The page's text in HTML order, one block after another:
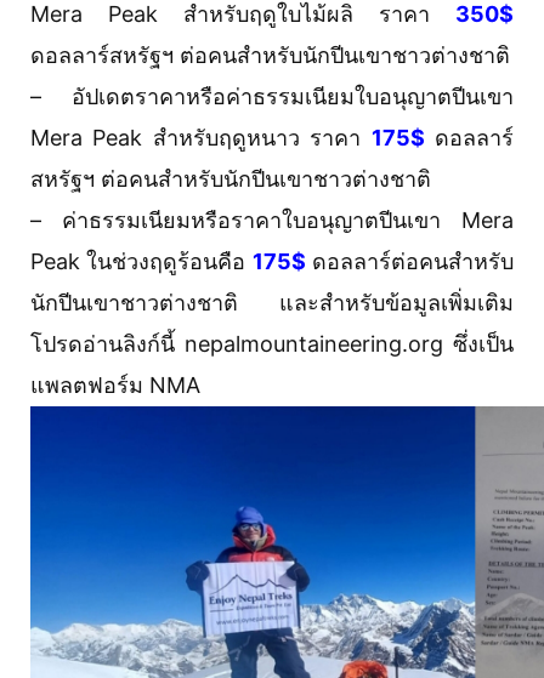
Mera Peak สำหรับฤดูใบไม้ผลิ ราคา 350$
ดอลลาร์สหรัฐฯ ต่อคนสำหรับนักปีนเขาชาวต่างชาติ
– อัปเดตราคาหรือค่าธรรมเนียมใบอนุญาตปีนเขา
Mera Peak สำหรับฤดูหนาว ราคา 175$ ดอลลาร์
สหรัฐฯ ต่อคนสำหรับนักปีนเขาชาวต่างชาติ
– ค่าธรรมเนียมหรือราคาใบอนุญาตปีนเขา Mera
Peak ในช่วงฤดูร้อนคือ 175$ ดอลลาร์ต่อคนสำหรับ
นักปีนเขาชาวต่างชาติ และสำหรับข้อมูลเพิ่มเติม
โปรดอ่านลิงก์นี้ nepalmountaineering.org ซึ่งเป็น
แพลตฟอร์ม NMA